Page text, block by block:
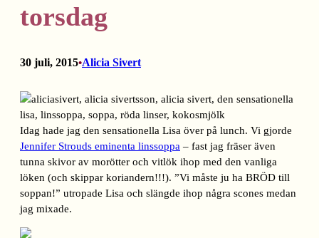
torsdag
30 juli, 2015•Alicia Sivert
Idag hade jag den sensationella Lisa över på lunch. Vi gjorde
Jennifer Strouds eminenta linssoppa – fast jag fräser även
tunna skivor av morötter och vitlök ihop med den vanliga
löken (och skippar koriandern!!!). ”Vi måste ju ha BRÖD till
soppan!” utropade Lisa och slängde ihop några scones medan
jag mixade.